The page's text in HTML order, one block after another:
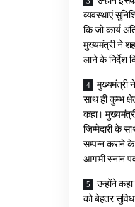
व्यवस्थाएं
कि जो कार्य
मुख्यमंत्री ने
लाने के निर्देश
मुख्यमंत्री
साथ ही कुम्भ
कहा। मुख्यमंत्री
जिम्मेदारी के
सम्पन्न कराने के
आगामी स्नान
उन्होंने
को बेहतर